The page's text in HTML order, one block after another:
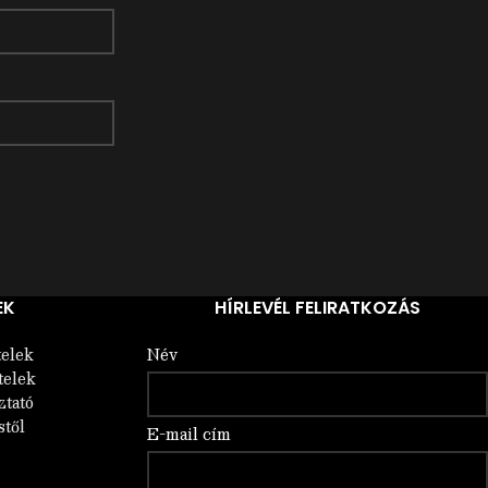
HÍRLEVÉL FELIRATKOZÁS
Név
E-mail cím